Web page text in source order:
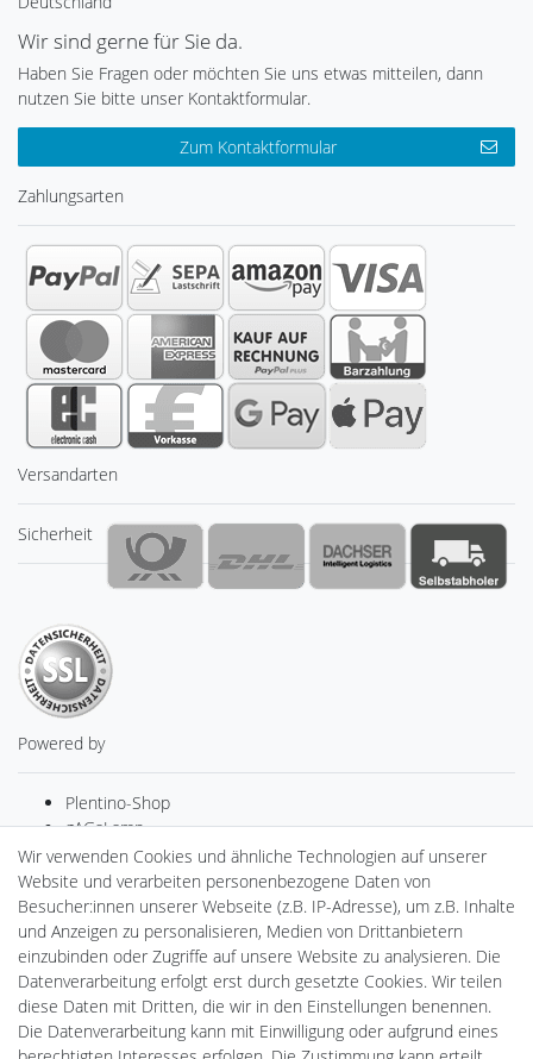
Wir sind gerne für Sie da.
Haben Sie Fragen oder möchten Sie uns etwas mitteilen, dann
nutzen Sie bitte unser Kontaktformular.
Zum Kontaktformular
Zahlungsarten
Versandarten
Sicherheit
Powered by
Plentino-Shop
gAGaLamp
Drohnenstore24
Cardanlight-Shop
Batteriespeicher
PlentiSolar
Gebrauchtlicht
Ledkauf
DEYESOLAR
Lightech Connect
CardanLight Europe
Wir verwenden Cookies und ähnliche Technologien auf unserer
Website und verarbeiten personenbezogene Daten von
Besucher:innen unserer Webseite (z.B. IP-Adresse), um z.B. Inhalte
und Anzeigen zu personalisieren, Medien von Drittanbietern
einzubinden oder Zugriffe auf unsere Website zu analysieren. Die
Datenverarbeitung erfolgt erst durch gesetzte Cookies. Wir teilen
diese Daten mit Dritten, die wir in den Einstellungen benennen.
Die Datenverarbeitung kann mit Einwilligung oder aufgrund eines